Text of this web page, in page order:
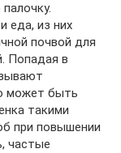
еда, из них
почвой для
Попадая в
может быть
такими
при повышении
частые